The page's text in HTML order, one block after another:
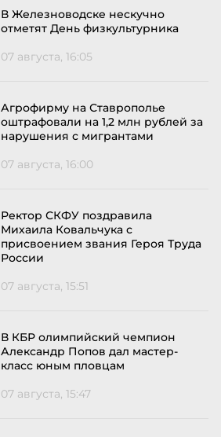
В Железноводске нескучно
отметят День физкультурника
07 августа, 16:05
Агрофирму на Ставрополье
оштрафовали на 1,2 млн рублей за
нарушения с мигрантами
07 августа, 16:00
Ректор СКФУ поздравила
Михаила Ковальчука с
присвоением звания Героя Труда
России
07 августа, 15:51
В КБР олимпийский чемпион
Александр Попов дал мастер-
класс юным пловцам
07 августа, 15:47